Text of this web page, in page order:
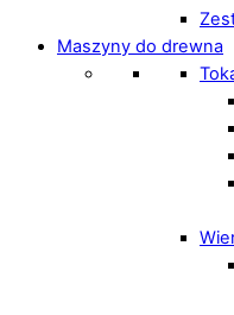
Maszyny do drewna